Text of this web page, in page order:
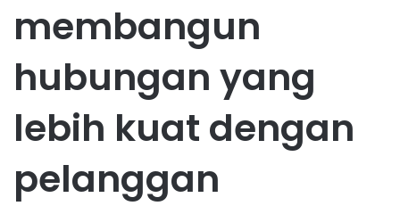
membangun
hubungan yang
lebih kuat dengan
pelanggan